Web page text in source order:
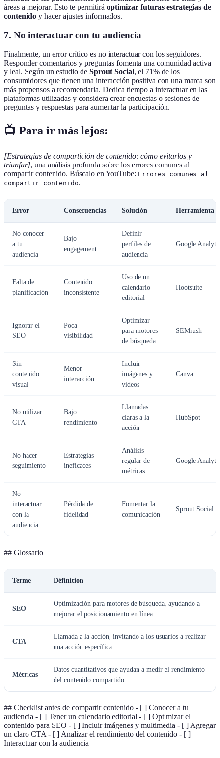
áreas a mejorar. Esto te permitirá optimizar futuras estrategias de
contenido y hacer ajustes informados.
7. No interactuar con tu audiencia
Finalmente, un error crítico es no interactuar con los seguidores.
Responder comentarios y preguntas fomenta una comunidad activa
y leal. Según un estudio de Sprout Social, el 71% de los
consumidores que tienen una interacción positiva con una marca son
más propensos a recomendarla. Dedica tiempo a interactuar en las
plataformas utilizadas y considera crear encuestas o sesiones de
preguntas y respuestas para aumentar la participación.
📺 Para ir más lejos:
[Estrategias de compartición de contenido: cómo evitarlos y
triunfar], una análisis profunda sobre los errores comunes al
compartir contenido. Búscalo en YouTube: Errores comunes al
compartir contenido.
Error Consecuencias Solución Herramienta
No conocer
a tu
audiencia
Bajo
engagement
Definir
perfiles de
audiencia
Google
Falta de
planificación
Contenido
inconsistente
Uso de un
calendario
editorial
Hootsuite
Ignorar el
SEO
Poca
visibilidad
Optimizar
para motores
de búsqueda
SEMrush
Sin
contenido
visual
Menor
interacción
Incluir
imágenes y
videos
Canva
No utilizar
CTA
Bajo
rendimiento
Llamadas
claras a la
acción
HubSpot
No hacer
seguimiento
Estrategias
ineficaces
Análisis
regular de
métricas
Google
No
interactuar
con la
audiencia
Pérdida de
fidelidad
Fomentar la
comunicación
Sprout Social
## Glossario
Terme Définition
SEO
Optimización para motores de búsqueda, ayudando a
mejorar el posicionamiento en línea.
CTA
Llamada a la acción, invitando a los usuarios a realizar
una acción específica.
Métricas
Datos cuantitativos que ayudan a medir el rendimiento
del contenido compartido.
## Checklist antes de compartir contenido - [ ] Conocer a tu
audiencia - [ ] Tener un calendario editorial - [ ] Optimizar el
contenido para SEO - [ ] Incluir imágenes y multimedia - [ ] Agregar
un claro CTA - [ ] Analizar el rendimiento del contenido - [ ]
Interactuar con la audiencia